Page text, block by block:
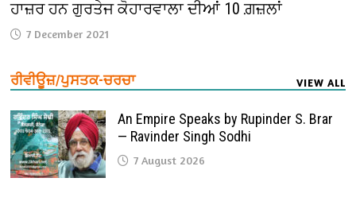
ਹਾਜ਼ਰ ਹਨ ਗੁਰਤੇਜ ਕੋਹਾਰਵਾਲਾ ਦੀਆਂ 10 ਗ਼ਜ਼ਲਾਂ
7 December 2021
ਰੀਵੀਊਜ਼/ਪੁਸਤਕ-ਚਰਚਾ VIEW ALL
An Empire Speaks by Rupinder S. Brar
— Ravinder Singh Sodhi
7 August 2026